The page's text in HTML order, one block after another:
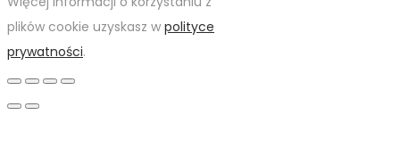
plików cookie uzyskasz w polityce
prywatności.